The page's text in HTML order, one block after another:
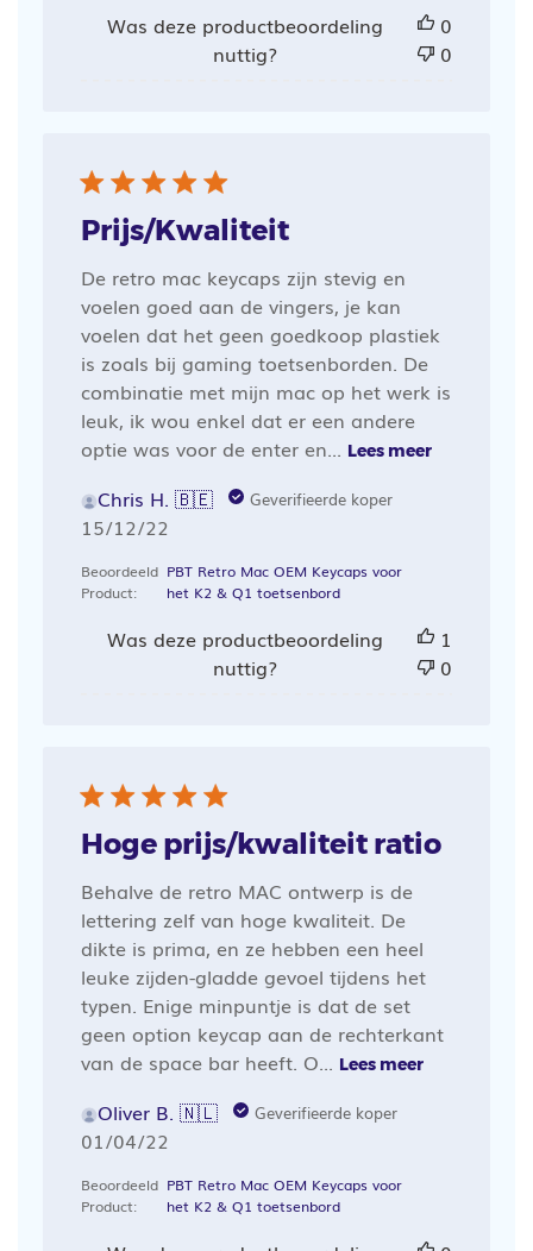
Was deze productbeoordeling
nuttig?
0
0
Prijs/Kwaliteit
De retro mac keycaps zijn stevig en
voelen goed aan de vingers, je kan
voelen dat het geen goedkoop plastiek
is zoals bij gaming toetsenborden. De
combinatie met mijn mac op het werk is
leuk, ik wou enkel dat er een andere
optie was voor de enter en...
Lees meer
Chris H. 🇧🇪 Geverifieerde koper
Publicatiedatum
15/12/22
Beoordeeld
Product:
PBT Retro Mac OEM Keycaps voor
het K2 & Q1 toetsenbord
Was deze productbeoordeling
nuttig?
1
0
Hoge prijs/kwaliteit ratio
Behalve de retro MAC ontwerp is de
lettering zelf van hoge kwaliteit. De
dikte is prima, en ze hebben een heel
leuke zijden-gladde gevoel tijdens het
typen. Enige minpuntje is dat de set
geen option keycap aan de rechterkant
van de space bar heeft. O...
Lees meer
Oliver B. 🇳🇱 Geverifieerde koper
Publicatiedatum
01/04/22
Beoordeeld
Product:
PBT Retro Mac OEM Keycaps voor
het K2 & Q1 toetsenbord